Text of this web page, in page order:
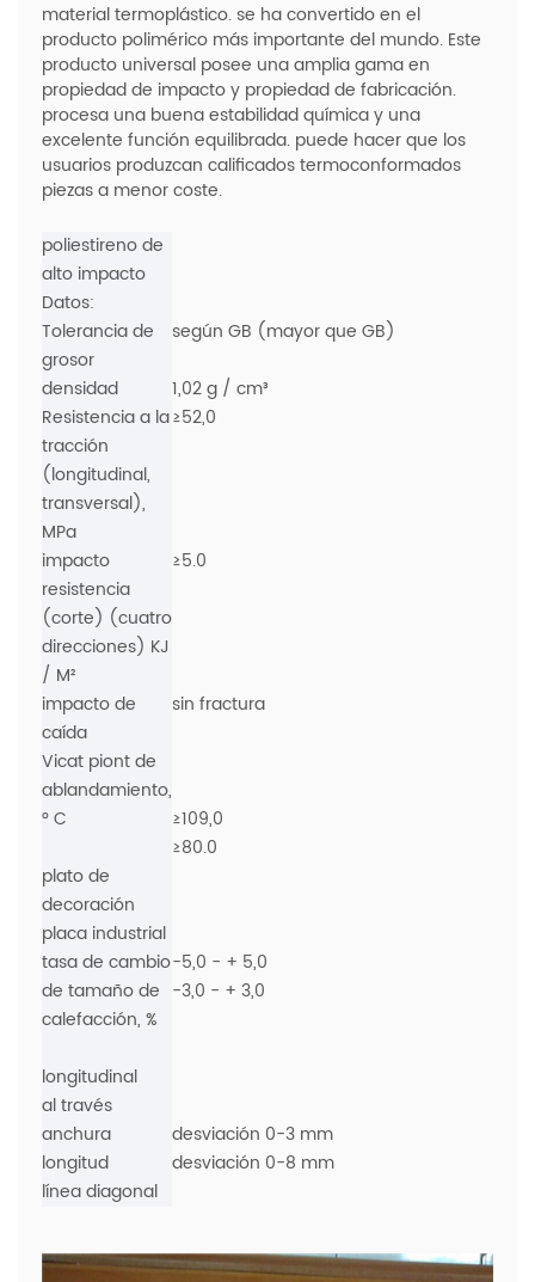
material termoplástico. se ha convertido en el
producto polimérico más importante del mundo. Este
producto universal posee una amplia gama en
propiedad de impacto y propiedad de fabricación.
procesa una buena estabilidad química y una
excelente función equilibrada. puede hacer que los
usuarios produzcan calificados termoconformados
piezas a menor coste.
poliestireno de
alto impacto
Datos:
Tolerancia de
grosor
según GB (mayor que GB)
densidad
1,02 g / cm³
Resistencia a la
tracción
(longitudinal,
transversal),
MPa
≥52,0
impacto
resistencia
(corte) (cuatro
direcciones) KJ
/ M²
≥5.0
impacto de
caída
sin fractura
Vicat piont de
ablandamiento,
° C
plato de
decoración
placa industrial
≥109,0
≥80.0
tasa de cambio
de tamaño de
calefacción, %
longitudinal
al través
-5,0 - + 5,0
-3,0 - + 3,0
anchura
longitud
línea diagonal
desviación 0-3 mm
desviación 0-8 mm